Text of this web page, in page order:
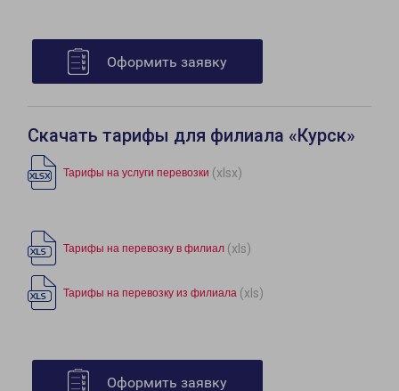
Оформить заявку
Скачать тарифы для филиала «Курск»
Тарифы на услуги перевозки (xlsx)
Тарифы на перевозку в филиал (xls)
Тарифы на перевозку из филиала (xls)
Оформить заявку